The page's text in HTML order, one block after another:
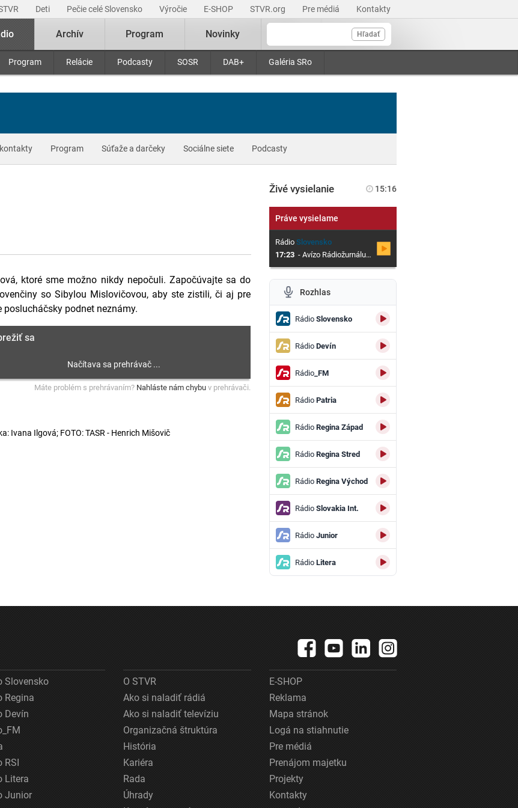
Deti Pečie celé Slovensko Výročie E-SHOP STVR.org Pre médiá Kontakty
Hľadať
Program Relácie Podcasty SOSR DAB+ Galéria SRo
Archív Program Novinky
Program Súťaže a darčeky Sociálne siete Podcasty
ktoré sme možno nikdy nepočuli. Započúvajte sa do
so Sibylou Mislovičovou, aby ste zistili, či aj pre
poslucháčsky podnet neznámy.
sa
Máte problém s prehrávaním? Nahláste nám chybu v prehrávači.
Ivana Ilgová; FOTO: TASR - Henrich Mišovič
Živé vysielanie 15:16
Práve vysielame
RádioSlovensko
17:23 - Avízo Rádiožurnálu o 18. hodine
Rozhlas
RádioSlovensko
RádioDevín
Rádio_FM
RádioPatria
RádioRegina Západ
RádioRegina Stred
RádioRegina Východ
RádioSlovakia Int.
RádioJunior
RádioLitera
Slovensko
Regina
Devín
RSI
Litera
Junior
O STVR
Ako si naladiť rádiá
Ako si naladiť televíziu
Organizačná štruktúra
História
Kariéra
Rada
Úhrady
E-SHOP
Reklama
Mapa stránok
Logá na stiahnutie
Pre médiá
Prenájom majetku
Projekty
Kontakty